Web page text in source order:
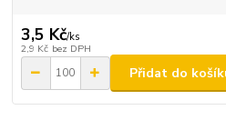
3,5 Kč/ks
2,9 Kč bez DPH
Přidat do